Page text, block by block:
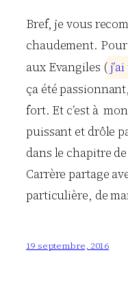
Bref, je vous
chaudement.
aux Evangiles ( j’ai
ça été
fort. Et c’est à
puissant et drôle
dans le chapitre
Carrère partage
particulière, de
19 septembre, 2016